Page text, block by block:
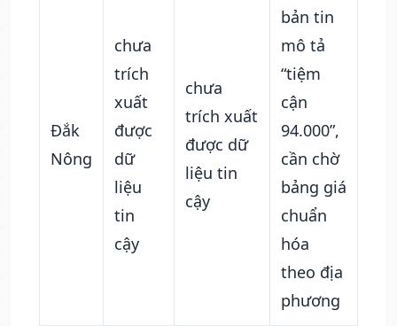
Đắk
Nông
chưa
trích
xuất
được
dữ
liệu
tin
cậy
chưa
trích xuất
được dữ
liệu tin
cậy
bản tin
mô tả
“tiệm
cận
94.000”,
cần chờ
bảng giá
chuẩn
hóa
theo địa
phương